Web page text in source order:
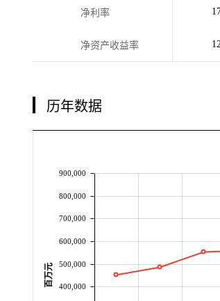
净利率
净资产收益率
历年数据
400,000
500,000
600,000
700,000
800,000
900,000
百万元